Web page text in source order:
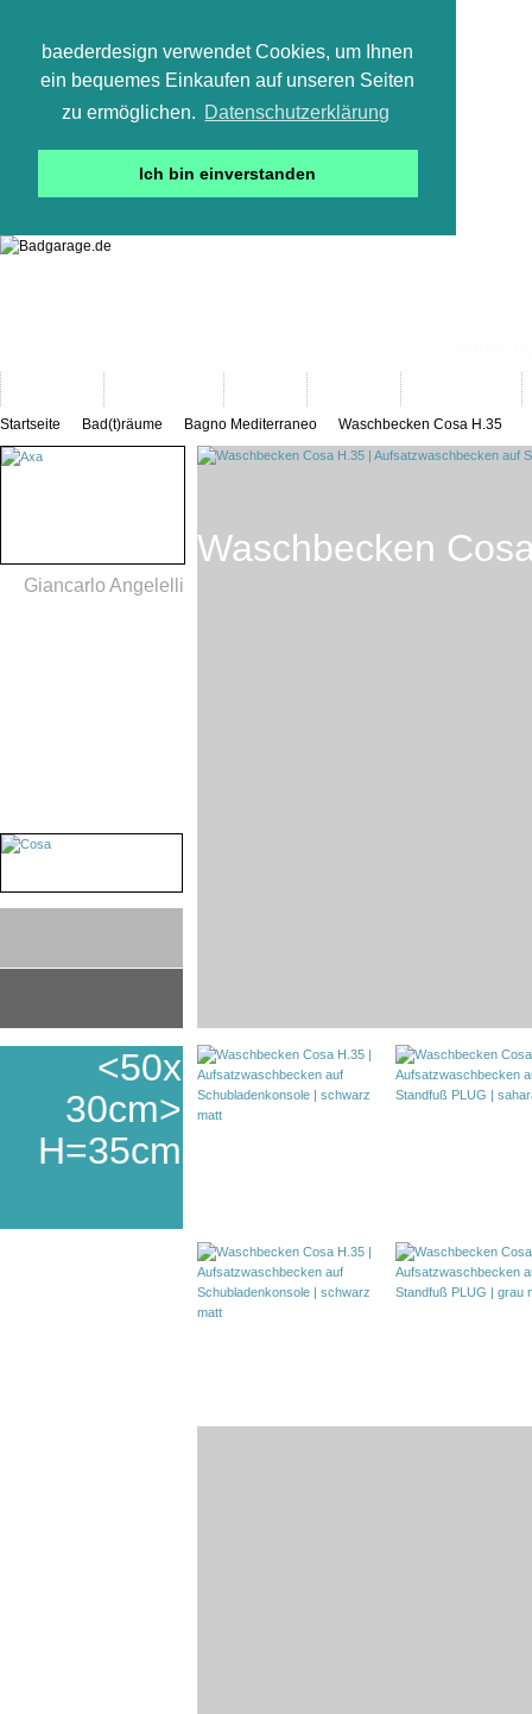
baederdesign verwendet Cookies, um Ihnen
ein bequemes Einkaufen auf unseren Seiten
zu ermöglichen. Datenschutzerklärung
Ich bin einverstanden
Startseite Bad(t)räume Bagno Mediterraneo Waschbecken Cosa H.35
Giancarlo Angelelli
<50x
30cm>
H=35cm
Waschbecken